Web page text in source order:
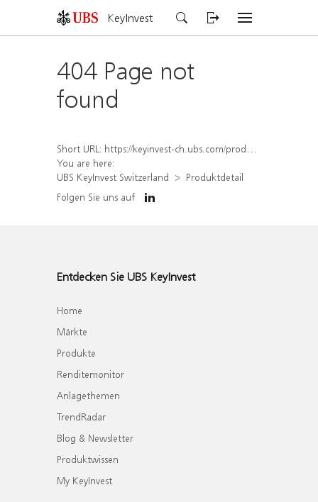
KeyInvest
404 Page not
found
Short URL: https://keyinvest-ch.ubs.com/produkt/detail/index/isin/CH1579753083
You are here:
UBS KeyInvest Switzerland
Produktdetail
Folgen Sie uns auf
Entdecken Sie UBS KeyInvest
Home
Märkte
Produkte
Renditemonitor
Anlagethemen
TrendRadar
Blog & Newsletter
Produktwissen
My KeyInvest